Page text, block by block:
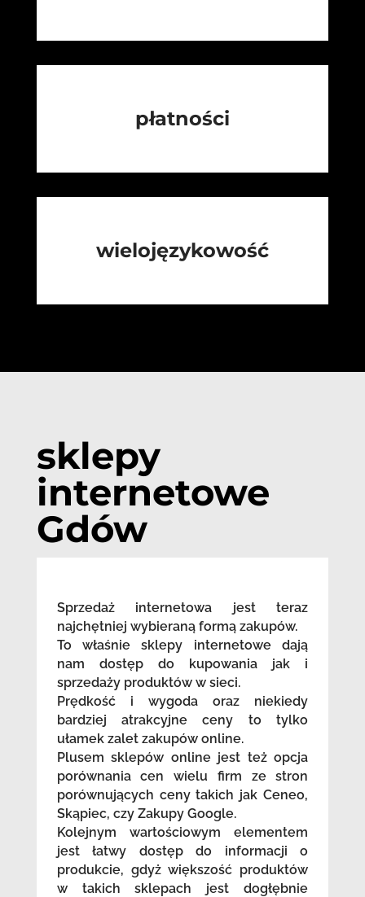
płatności
wielojęzykowość
sklepy
internetowe
Gdów
Sprzedaż internetowa jest teraz
najchętniej wybieraną formą zakupów.
To właśnie sklepy internetowe dają
nam dostęp do kupowania jak i
sprzedaży produktów w sieci.
Prędkość i wygoda oraz niekiedy
bardziej atrakcyjne ceny to tylko
ułamek zalet zakupów online.
Plusem sklepów online jest też opcja
porównania cen wielu firm ze stron
porównujących ceny takich jak Ceneo,
Skąpiec, czy Zakupy Google.
Kolejnym wartościowym elementem
jest łatwy dostęp do informacji o
produkcie, gdyż większość produktów
w takich sklepach jest dogłębnie